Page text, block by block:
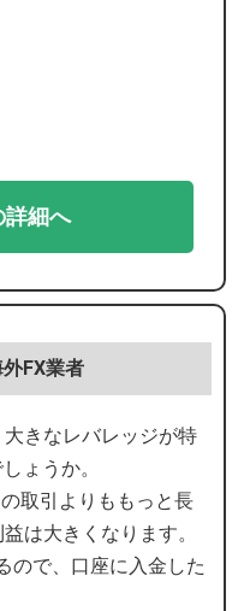
詳細へ
FX業者
きなレバレッジが特
ょうか。
取引よりももっと長
は大きくなります。
ので、口座に入金した